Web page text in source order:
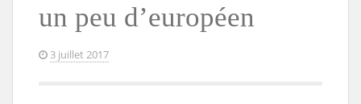
un peu d’européen
3 juillet 2017